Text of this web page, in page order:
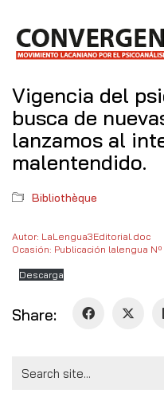
Vigencia del
busca de
lanzamos al
malentendido.
Bibliothèque
Autor: LaLengua3Editorial.doc
Ocasión: Publicación lalengua Nº
Descarga
Share:
for: